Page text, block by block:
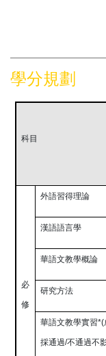
學分規劃
科目
必
修
外語習得理論
漢語語言學
華語文教學概論
研究方法
華語文教學實習*(
採通過/不通過不